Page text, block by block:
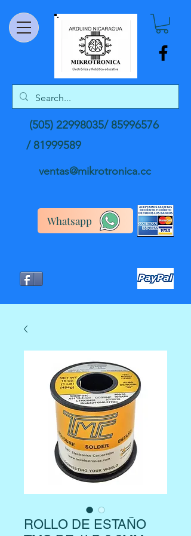
(505) 22998035/85996576
/81999589
ventas@mikrotronica.cc
Whatsapp
ROLLO DE ESTAÑO